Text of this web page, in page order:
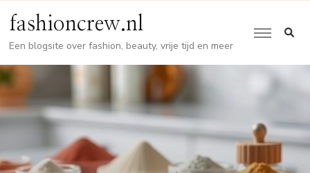
fashioncrew.nl
Een blogsite over fashion, beauty, vrije tijd en meer